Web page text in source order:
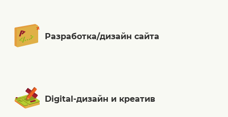
Разработка/дизайн сайта
Digital-дизайн и креатив